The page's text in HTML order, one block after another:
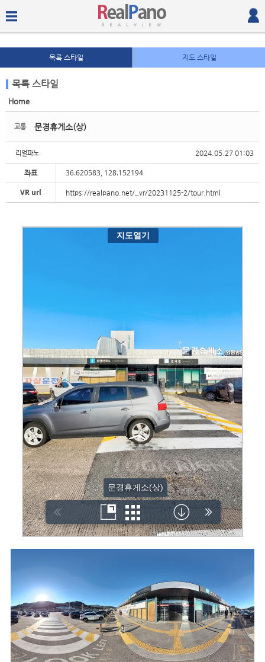
목록 스타일 지도 스타일
목록 스타일
Home
교통
2024.05.27 01:03
문경휴게소(상)
리얼파노
좌표
36.620583, 128.152194
VR url
https://realpano.net/_vr/20231125-2/tour.html
Sketchbook5, 스케치북5
Sketchbook5, 스케치북5
Sketchbook5, 스케치북5
Sketchbook5, 스케치북5